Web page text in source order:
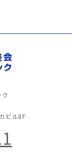
ビル8F